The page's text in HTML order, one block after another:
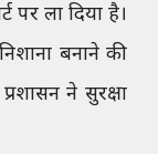
पर ला दिया है।
बनाने की
ने सुरक्षा